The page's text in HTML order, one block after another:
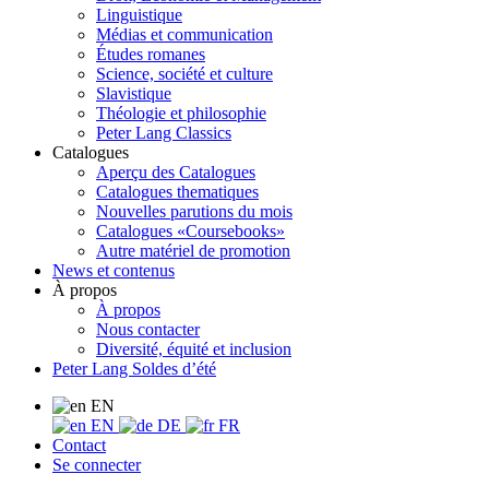
Linguistique
Médias et communication
Études romanes
Science, société et culture
Slavistique
Théologie et philosophie
Peter Lang Classics
Catalogues
Aperçu des Catalogues
Catalogues thematiques
Nouvelles parutions du mois
Catalogues «Coursebooks»
Autre matériel de promotion
News et contenus
À propos
À propos
Nous contacter
Diversité, équité et inclusion
Peter Lang Soldes d’été
EN
EN
DE
FR
Contact
Se connecter